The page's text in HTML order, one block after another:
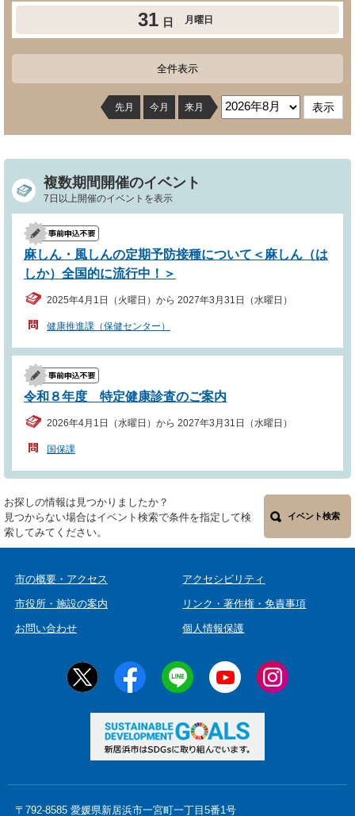
31 日 月曜日
全件表示
先月 今月 来月
複数期間開催のイベント
7日以上開催のイベントを表示
麻しん・風しんの定期予防接種について＜麻しん（は
しか）全国的に流行中！＞
2025年4月1日（火曜日）から 2027年3月31日（水曜日）
健康推進課（保健センター）
令和８年度 特定健康診査のご案内
2026年4月1日（水曜日）から 2027年3月31日（水曜日）
国保課
お探しの情報は見つかりましたか？
見つからない場合はイベント検索で条件を指定して検
索してみてください。
イベント検索
市の概要・アクセス
市役所・施設の案内
お問い合わせ
アクセシビリティ
リンク・著作権・免責事項
個人情報保護
〒792-8585 愛媛県新居浜市一宮町一丁目5番1号